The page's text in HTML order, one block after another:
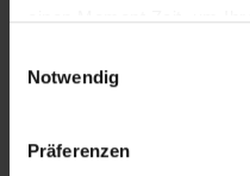
einen Moment Zeit, um
Notwendig
Präferenzen